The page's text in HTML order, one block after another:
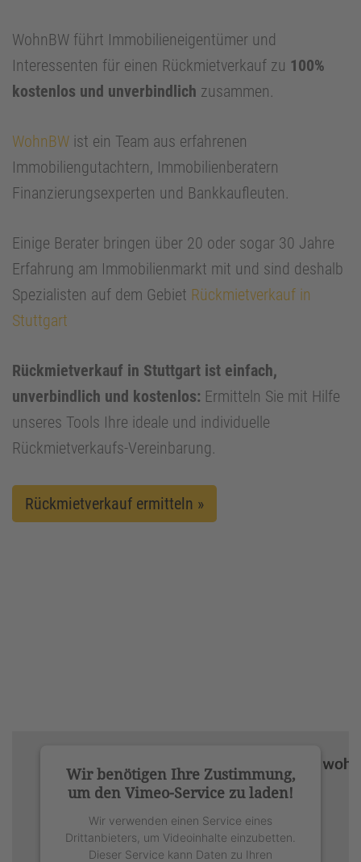
WohnBW führt Immobilieneigentümer und
Interessenten für einen Rückmietverkauf zu 100%
kostenlos und unverbindlich zusammen.
WohnBW ist ein Team aus erfahrenen
Immobiliengutachtern, Immobilienberatern
Finanzierungsexperten und Bankkaufleuten.
Einige Berater bringen über 20 oder sogar 30 Jahre
Erfahrung am Immobilienmarkt mit und sind deshalb
Spezialisten auf dem Gebiet Rückmietverkauf in
Stuttgart
Rückmietverkauf in Stuttgart ist einfach,
unverbindlich und kostenlos: Ermitteln Sie mit Hilfe
unseres Tools Ihre ideale und individuelle
Rückmietverkaufs-Vereinbarung.
Rückmietverkauf ermitteln »
Wir benötigen Ihre Zustimmung,
um den Vimeo-Service zu laden!
Wir verwenden einen Service eines
Drittanbieters, um Videoinhalte einzubetten.
Dieser Service kann Daten zu Ihren